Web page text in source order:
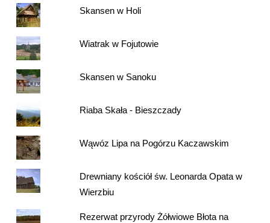
Skansen w Holi
Wiatrak w Fojutowie
Skansen w Sanoku
Riaba Skała - Bieszczady
Wąwóz Lipa na Pogórzu Kaczawskim
Drewniany kościół św. Leonarda Opata w
Wierzbiu
Rezerwat przyrody Żółwiowe Błota na